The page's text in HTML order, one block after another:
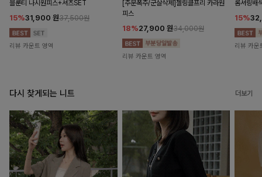
블룬티 나시원피스+셔츠SET
15%31,900 원37,500원
리뷰 카운트 영역
[주문폭주/군살삭제]젤링클프리 카라원
피스
18%27,900 원34,000원
리뷰 카운트 영역
롬셔링배
15%
리뷰 카운
다시 찾게되는 니트 더보기